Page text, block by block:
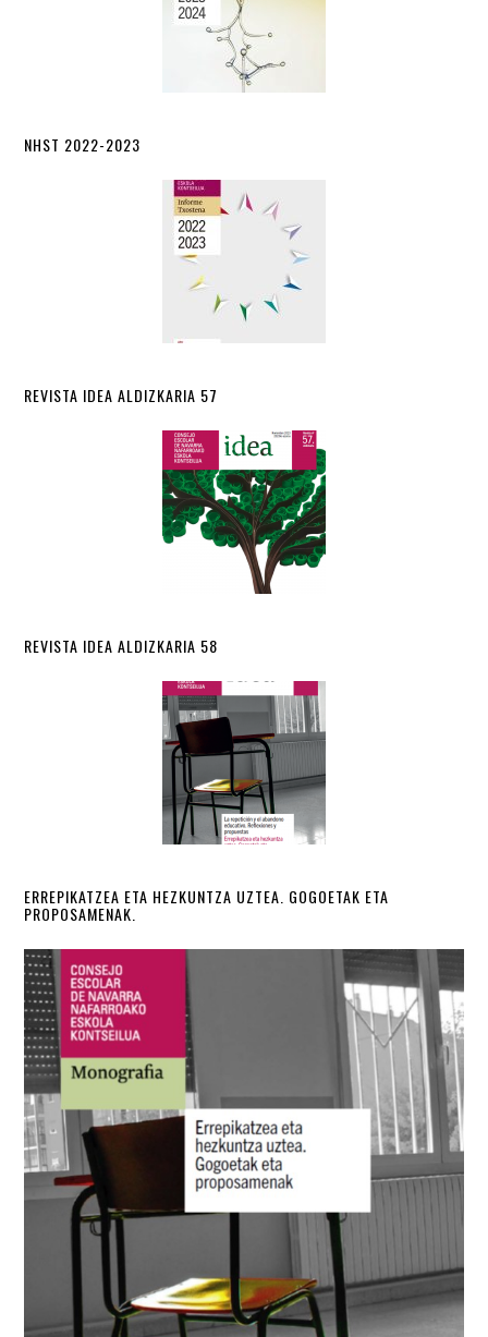
NHST 2022-2023
REVISTA IDEA ALDIZKARIA 57
REVISTA IDEA ALDIZKARIA 58
ERREPIKATZEA ETA HEZKUNTZA UZTEA. GOGOETAK ETA
PROPOSAMENAK.